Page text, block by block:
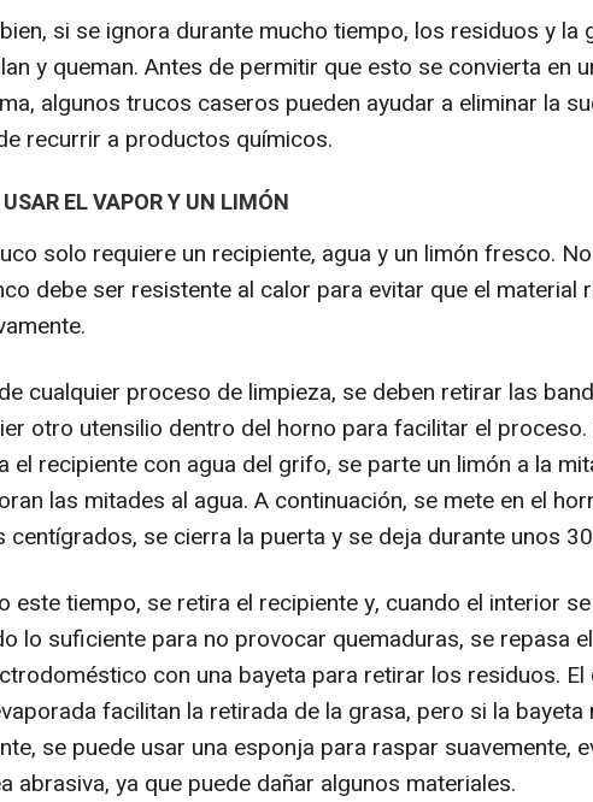
si se ignora durante mucho tiempo, los residuos y la
y queman. Antes de permitir que esto se convierta en
algunos trucos caseros pueden ayudar a eliminar la
recurrir a productos químicos.
EL VAPOR Y UN LIMÓN
solo requiere un recipiente, agua y un limón fresco.
debe ser resistente al calor para evitar que el material
cualquier proceso de limpieza, se deben retirar las
otro utensilio dentro del horno para facilitar el proceso.
el recipiente con agua del grifo, se parte un limón a la
las mitades al agua. A continuación, se mete en el
centígrados, se cierra la puerta y se deja durante unos
este tiempo, se retira el recipiente y, cuando el interior
lo suficiente para no provocar quemaduras, se repasa
con una bayeta para retirar los residuos. El
facilitan la retirada de la grasa, pero si la bayeta
se puede usar una esponja para raspar suavemente,
abrasiva, ya que puede dañar algunos materiales.